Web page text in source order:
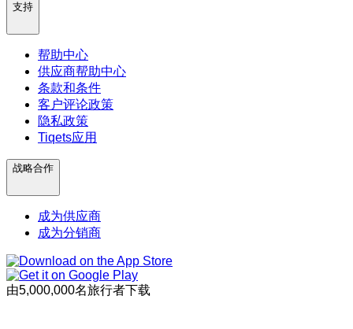
支持
帮助中心
供应商帮助中心
条款和条件
客户评论政策
隐私政策
Tiqets应用
战略合作
成为供应商
成为分销商
由5,000,000名旅行者下载